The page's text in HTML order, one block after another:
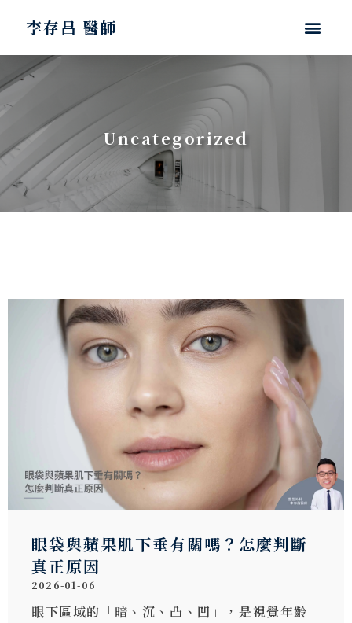
李存昌 醫師
Uncategorized
眼袋與蘋果肌下垂有關嗎？怎麼判斷
真正原因
2026-01-06
眼下區域的「暗、沉、凸、凹」，是視覺年齡